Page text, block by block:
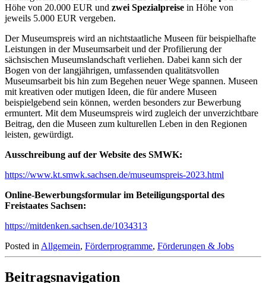
Höhe von 20.000 EUR und zwei Spezialpreise in Höhe von
jeweils 5.000 EUR vergeben.
Der Museumspreis wird an nichtstaatliche Museen für beispielhafte
Leistungen in der Museumsarbeit und der Profilierung der
sächsischen Museumslandschaft verliehen. Dabei kann sich der
Bogen von der langjährigen, umfassenden qualitätsvollen
Museumsarbeit bis hin zum Begehen neuer Wege spannen. Museen
mit kreativen oder mutigen Ideen, die für andere Museen
beispielgebend sein können, werden besonders zur Bewerbung
ermuntert. Mit dem Museumspreis wird zugleich der unverzichtbare
Beitrag, den die Museen zum kulturellen Leben in den Regionen
leisten, gewürdigt.
Ausschreibung auf der Website des SMWK:
https://www.kt.smwk.sachsen.de/museumspreis-2023.html
Online-Bewerbungsformular im Beteiligungsportal des
Freistaates Sachsen:
https://mitdenken.sachsen.de/1034313
Posted in Allgemein, Förderprogramme, Förderungen & Jobs
Beitragsnavigation